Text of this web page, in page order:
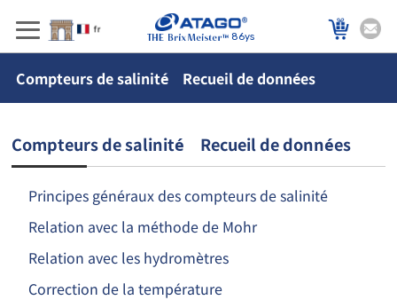
86ys
Compteurs de salinité Recueil de données
Compteurs de salinité Recueil de données
Principes généraux des compteurs de salinité
Relation avec la méthode de Mohr
Relation avec les hydromètres
Correction de la température